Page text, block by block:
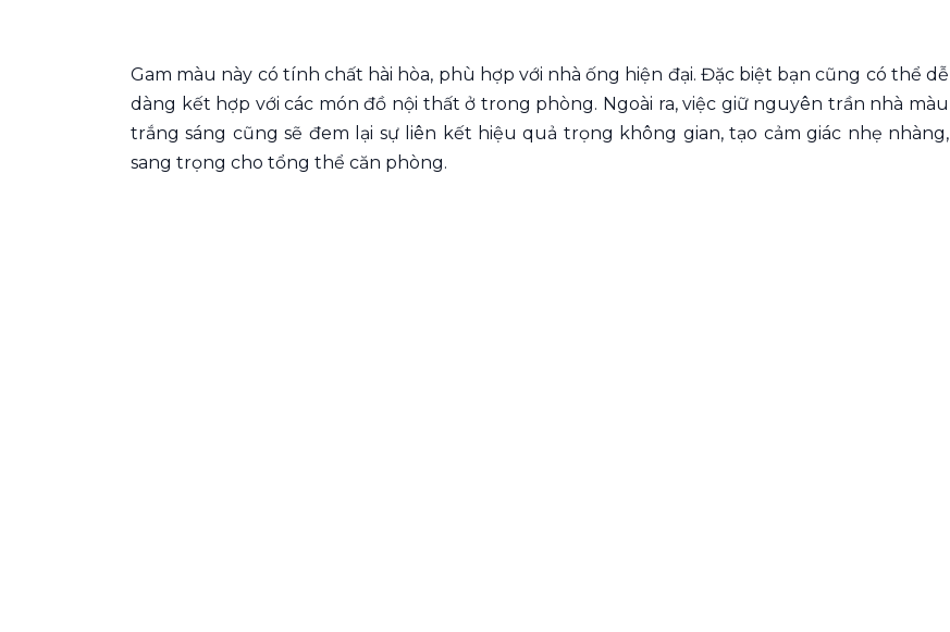
Gam màu này có tính chất hài hòa, phù hợp với nhà ống hiện đại. Đặc biệt bạn cũng có thể dễ
dàng kết hợp với các món đồ nội thất ở trong phòng. Ngoài ra, việc giữ nguyên trần nhà màu
trắng sáng cũng sẽ đem lại sự liên kết hiệu quả trọng không gian, tạo cảm giác nhẹ nhàng,
sang trọng cho tổng thể căn phòng.